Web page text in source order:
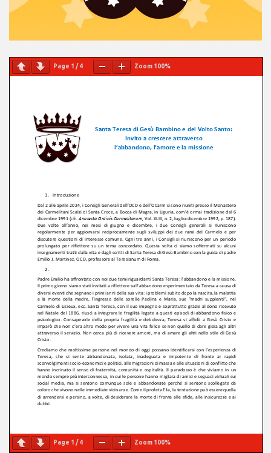
Page 1 /4 Zoom 100%
Page 1 /4 Zoom 100%